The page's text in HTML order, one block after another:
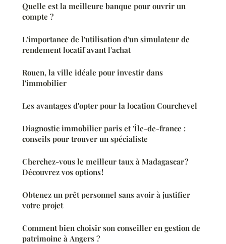
Quelle est la meilleure banque pour ouvrir un
compte ?
L'importance de l'utilisation d'un simulateur de
rendement locatif avant l'achat
Rouen, la ville idéale pour investir dans
l'immobilier
Les avantages d'opter pour la location Courchevel
Diagnostic immobilier paris et 'Île-de-france :
conseils pour trouver un spécialiste
Cherchez-vous le meilleur taux à Madagascar ?
Découvrez vos options !
Obtenez un prêt personnel sans avoir à justifier
votre projet
Comment bien choisir son conseiller en gestion de
patrimoine à Angers ?